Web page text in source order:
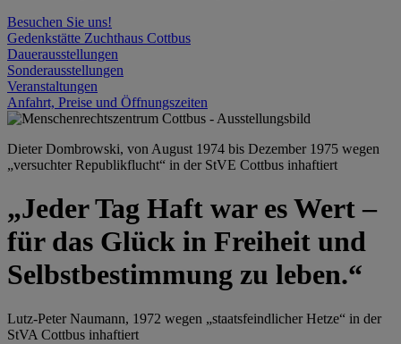
Besuchen Sie uns!
Gedenkstätte Zuchthaus Cottbus
Dauerausstellungen
Sonderausstellungen
Veranstaltungen
Anfahrt, Preise und Öffnungszeiten
Dieter Dombrowski, von August 1974 bis Dezember 1975 wegen
„versuchter Republikflucht“ in der StVE Cottbus inhaftiert
„Jeder Tag Haft war es Wert –
für das Glück in Freiheit und
Selbstbestimmung zu leben.“
Lutz-Peter Naumann, 1972 wegen „staatsfeindlicher Hetze“ in der
StVA Cottbus inhaftiert